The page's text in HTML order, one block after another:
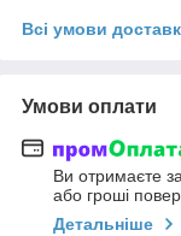
Всі умови
Умови оплати
Ви отримаєте
або гроші
Детальніше